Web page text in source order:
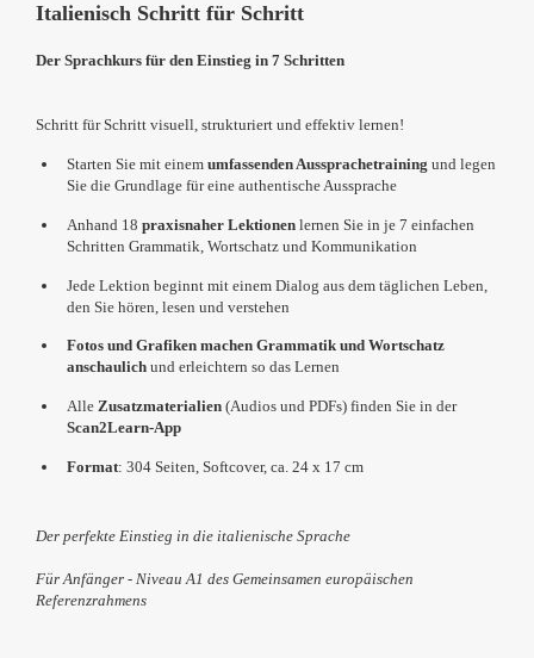
Italienisch Schritt für Schritt
Der Sprachkurs für den Einstieg in 7 Schritten
Schritt für Schritt visuell, strukturiert und effektiv lernen!
Starten Sie mit einem umfassenden Aussprachetraining und legen
Sie die Grundlage für eine authentische Aussprache
Anhand 18 praxisnaher Lektionenlernen Sie in je 7 einfachen
Schritten Grammatik, Wortschatz und Kommunikation
Jede Lektion beginnt mit einem Dialog aus dem täglichen Leben,
den Sie hören, lesen und verstehen
Fotos und Grafiken machen Grammatik und Wortschatz
anschaulichund erleichtern so das Lernen
Alle Zusatzmaterialien(Audios und PDFs) finden Sie in der
Scan2Learn-App
Format: 304 Seiten, Softcover, ca. 24 x 17 cm
Der perfekte Einstieg in die italienische Sprache
Für Anfänger - Niveau A1 des Gemeinsamen europäischen
Referenzrahmens